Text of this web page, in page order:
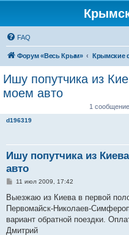
FAQ
Форум «Весь Крым» Крымские
Ишу попутчика из
моем авто
1
d196319
Ишу попутчика из
авто
С
о
щ
е
н
и
11 июл 2009, 17:42
Выезжаю из Киева в первой
Первомайск-Николаев-
вариант обратной поездки.
Дмитрий